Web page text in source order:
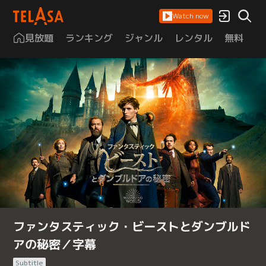
Watch now
見放題 ランキング ジャンル レンタル 無料
ファンタスティック・ビーストとダンブルド
アの秘密／字幕
Subtitle